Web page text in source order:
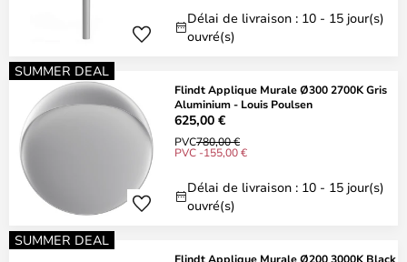
Délai de livraison : 10 - 15 jour(s)
ouvré(s)
SUMMER DEAL
Flindt Applique Murale Ø300 2700K Gris
Aluminium - Louis Poulsen
625,00 €
PVC780,00 €
PVC -155,00 €
Délai de livraison : 10 - 15 jour(s)
ouvré(s)
SUMMER DEAL
Flindt Applique Murale Ø200 3000K Black